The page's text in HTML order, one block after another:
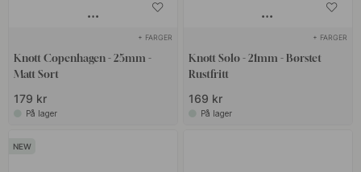
+ FARGER
Knott Copenhagen - 25mm -
Matt Sort
179 kr
På lager
+ FARGER
Knott Solo - 21mm - Børstet
Rustfritt
169 kr
På lager